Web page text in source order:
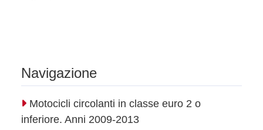
Navigazione
Motocicli circolanti in classe euro 2 o
inferiore. Anni 2009-2013